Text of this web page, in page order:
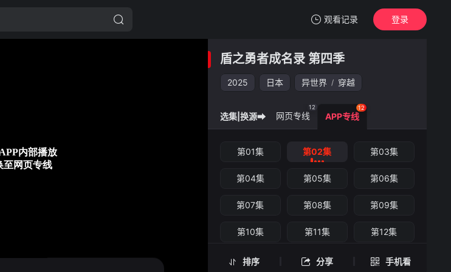
观看记录
我的观影记录
第02集
盾之勇者成名录 第四季
登录
盾之勇者成名录 第四季
2025 日本 异世界 / 穿越
排序 分享 手机看
盾之勇者成名录 第四季 -第02集
手机扫一扫继续看
选集|换源➡ 网页专线
12
APP专线
12
第01集 第02集 第03集
第04集 第05集 第06集
第07集 第08集 第09集
第10集 第11集 第12集